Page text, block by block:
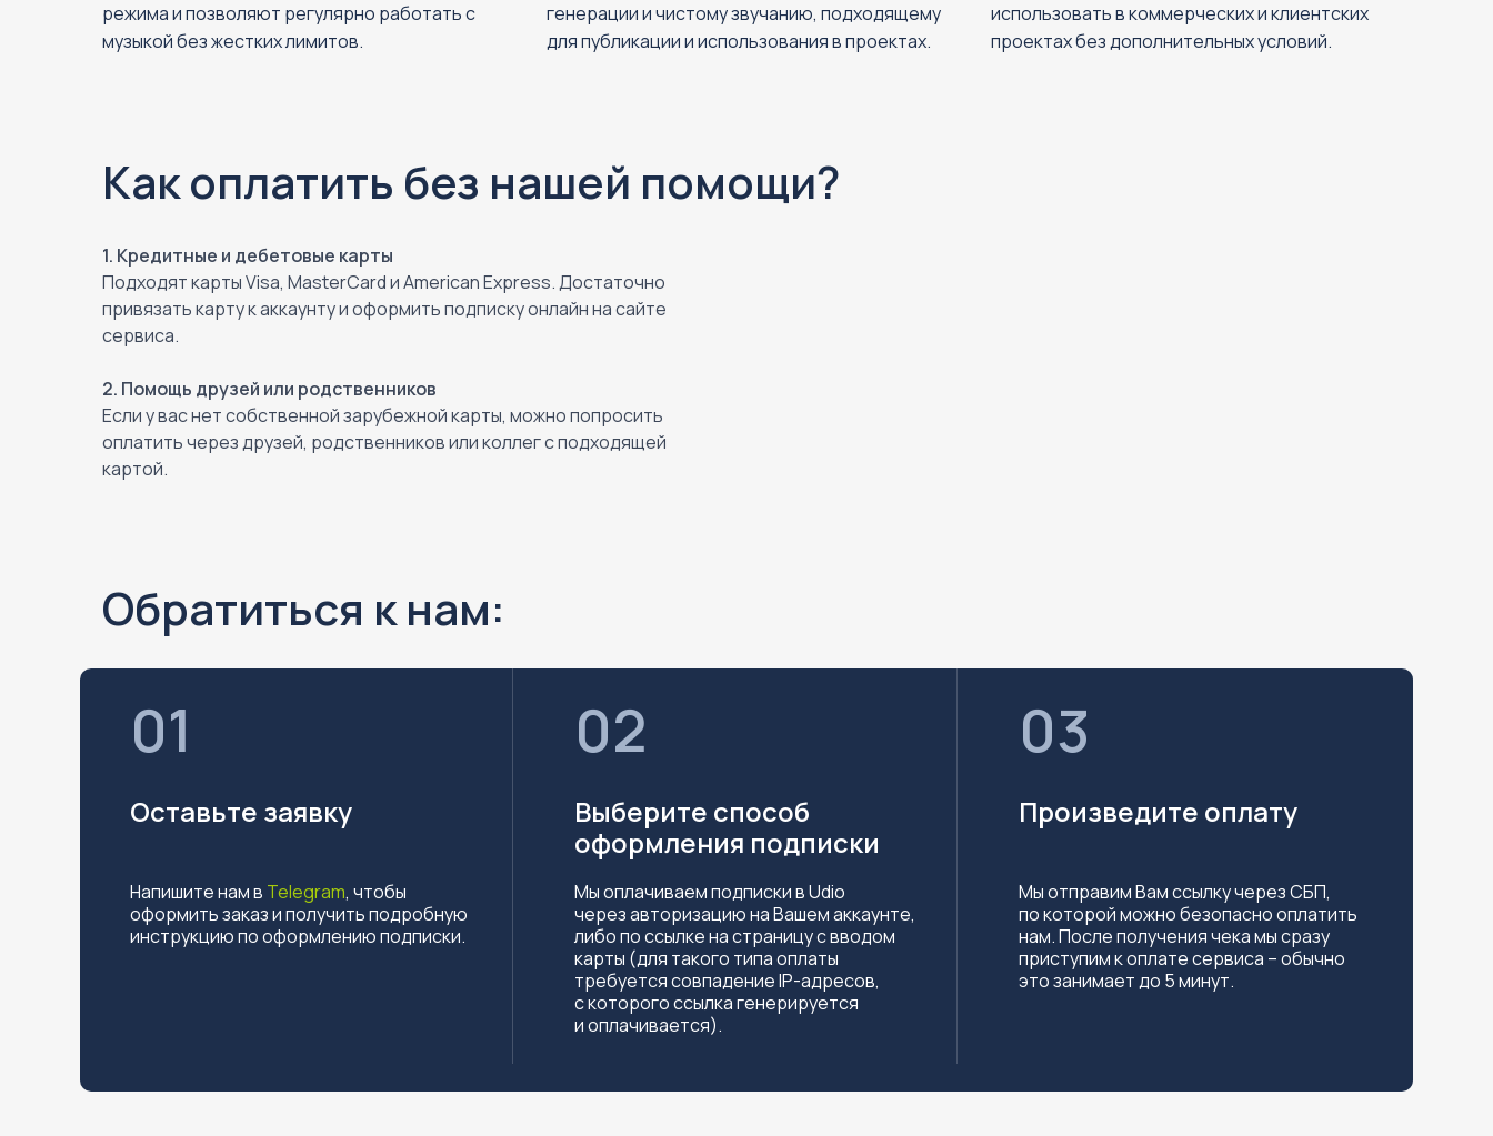
режима и позволяют регулярно работать с
музыкой без жестких лимитов.
генерации и чистому звучанию, подходящему
для публикации и использования в проектах.
использовать в коммерческих и клиентских
проектах без дополнительных условий.
Как оплатить без нашей помощи?
1. Кредитные и дебетовые карты
Подходят карты Visa, MasterCard и American Express. Достаточно
привязать карту к аккаунту и оформить подписку онлайн на сайте
сервиса.
2. Помощь друзей или родственников
Если у вас нет собственной зарубежной карты, можно попросить
оплатить через друзей, родственников или коллег с подходящей
картой.
Обратиться к нам:
01
Оставьте заявку
Напишите нам в Telegram, чтобы
оформить заказ и получить подробную
инструкцию по оформлению подписки.
02
Выберите способ
оформления подписки
Мы оплачиваем подписки в Udio
через авторизацию на Вашем аккаунте,
либо по ссылке на страницу с вводом
карты (для такого типа оплаты
требуется совпадение IP-адресов,
с которого ссылка генерируется
и оплачивается).
03
Произведите оплату
Мы отправим Вам ссылку через СБП,
по которой можно безопасно оплатить
нам. После получения чека мы сразу
приступим к оплате сервиса – обычно
это занимает до 5 минут.